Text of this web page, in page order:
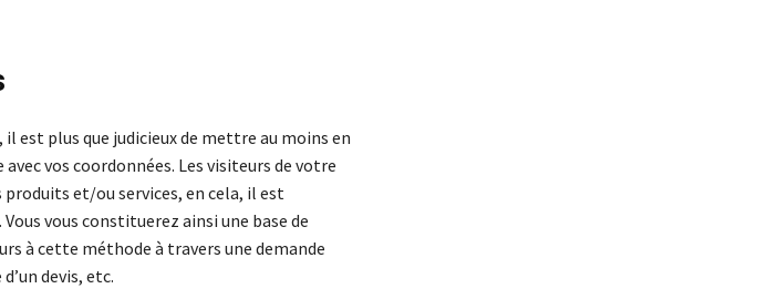
est plus que judicieux de mettre au moins en
vos coordonnées. Les visiteurs de votre
et/ou services, en cela, il est
vous constituerez ainsi une base de
à cette méthode à travers une demande
devis, etc.